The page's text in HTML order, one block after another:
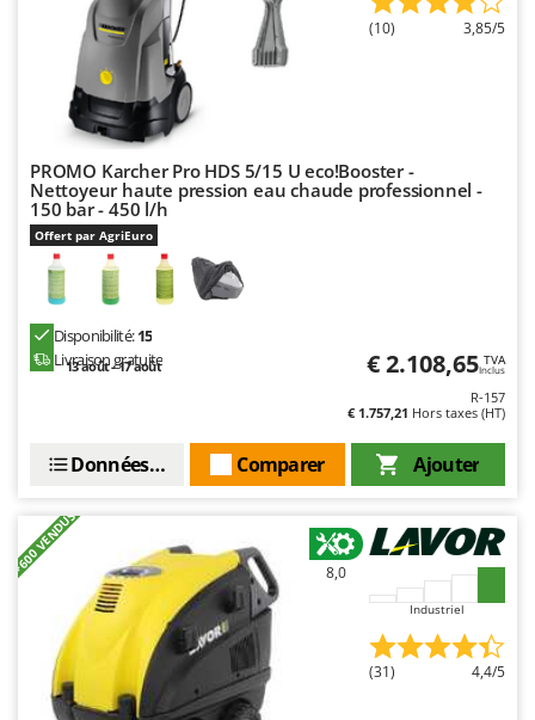
(10) 3,85/5
PROMO Karcher Pro HDS 5/15 U eco!Booster -
Nettoyeur haute pression eau chaude professionnel -
150 bar - 450 l/h
Offert par AgriEuro
Disponibilité:15
Livraison gratuite
13 août - 17 août € 2.108,65 TVA
Inclus
R-157
€ 1.757,21 Hors taxes (HT)
Ajouter
Comparer
Données techniques
+600 VENDUS 8,0
Industriel
(31) 4,4/5